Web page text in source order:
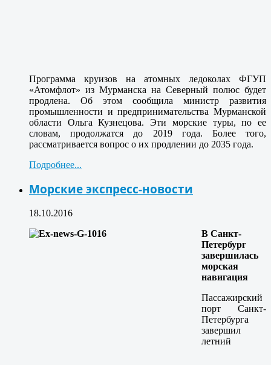
Программа круизов на атомных ледоколах ФГУП
«Атомфлот» из Мурманска на Северный полюс будет
продлена. Об этом сообщила министр развития
промышленности и предпринимательства Мурманской
области Ольга Кузнецова. Эти морские туры, по ее
словам, продолжатся до 2019 года. Более того,
рассматривается вопрос о их продлении до 2035 года.
Подробнее...
Морские экспресс-новости
18.10.2016
В Санкт-
Петербург
завершилась
морская
навигация
Пассажирский
порт Санкт-
Петербурга
завершил
летний